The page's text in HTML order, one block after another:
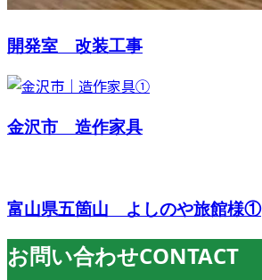
開発室 改装工事
金沢市 造作家具
富山県五箇山 よしのや旅館様①
お問い合わせCONTACT